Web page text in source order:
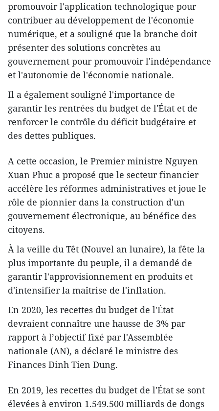
promouvoir l'application technologique pour
contribuer au développement de l'économie
numérique, et a souligné que la branche doit
présenter des solutions concrètes au
gouvernement pour promouvoir l'indépendance
et l'autonomie de l'économie nationale.
Il a également souligné l'importance de
garantir les rentrées du budget de l'État et de
renforcer le contrôle du déficit budgétaire et
des dettes publiques.
A cette occasion, le Premier ministre Nguyen
Xuan Phuc a proposé que le secteur financier
accélère les réformes administratives et joue le
rôle de pionnier dans la construction d'un
gouvernement électronique, au bénéfice des
citoyens.
À la veille du Têt (Nouvel an lunaire), la fête la
plus importante du peuple, il a demandé de
garantir l'approvisionnement en produits et
d'intensifier la maîtrise de l'inflation.
En 2020, les recettes du budget de l'État
devraient connaître une hausse de 3% par
rapport à l’objectif fixé par l'Assemblée
nationale (AN), a déclaré le ministre des
Finances Dinh Tien Dung.
En 2019, les recettes du budget de l'État se sont
élevées à environ 1.549.500 milliards de dongs